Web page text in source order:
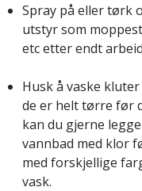
Spray på eller tørk
utstyr som
etc etter endt
Husk å vaske
de er helt tørre før
kan du gjerne
vannbad med klor
med forskjellige
vask.